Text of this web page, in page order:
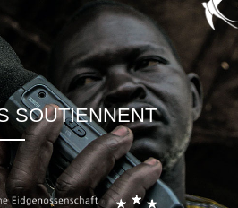
SOUTIENNENT